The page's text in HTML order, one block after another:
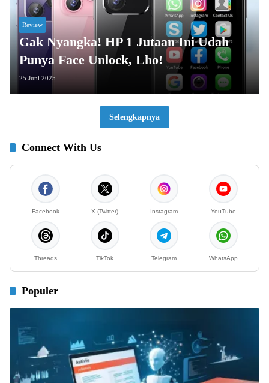
Review
Gak Nyangka! HP 1 Jutaan Ini Udah
Punya Face Unlock, Lho!
25 Juni 2025
Selengkapnya
Connect With Us
Facebook X (Twitter) Instagram YouTube
Threads TikTok Telegram WhatsApp
Populer